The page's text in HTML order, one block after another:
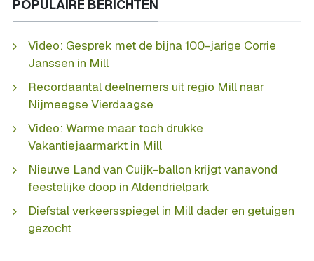
POPULAIRE BERICHTEN
Video: Gesprek met de bijna 100-jarige Corrie
Janssen in Mill
Recordaantal deelnemers uit regio Mill naar
Nijmeegse Vierdaagse
Video: Warme maar toch drukke
Vakantiejaarmarkt in Mill
Nieuwe Land van Cuijk-ballon krijgt vanavond
feestelijke doop in Aldendrielpark
Diefstal verkeersspiegel in Mill dader en getuigen
gezocht